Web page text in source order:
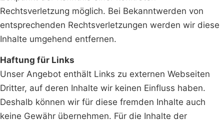
Rechtsverletzung möglich. Bei Bekanntwerden von
entsprechenden Rechtsverletzungen werden wir diese
Inhalte umgehend entfernen.
Haftung für Links
Unser Angebot enthält Links zu externen Webseiten
Dritter, auf deren Inhalte wir keinen Einfluss haben.
Deshalb können wir für diese fremden Inhalte auch
keine Gewähr übernehmen. Für die Inhalte der